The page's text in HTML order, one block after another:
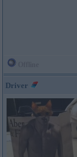
Driver